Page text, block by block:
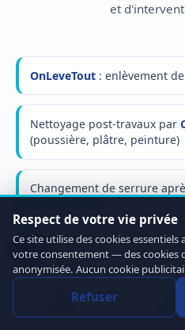
et
OnLeveTout: enlèvement
Nettoyage post-travaux par
(poussière, plâtre, peinture)
Changement de serrure
OnDeRatiseTout:
immeuble
Respect de votre vie privée
Ce site utilise des cookies
votre consentement — des cookies
anonymisée. Aucun cookie
Refuser